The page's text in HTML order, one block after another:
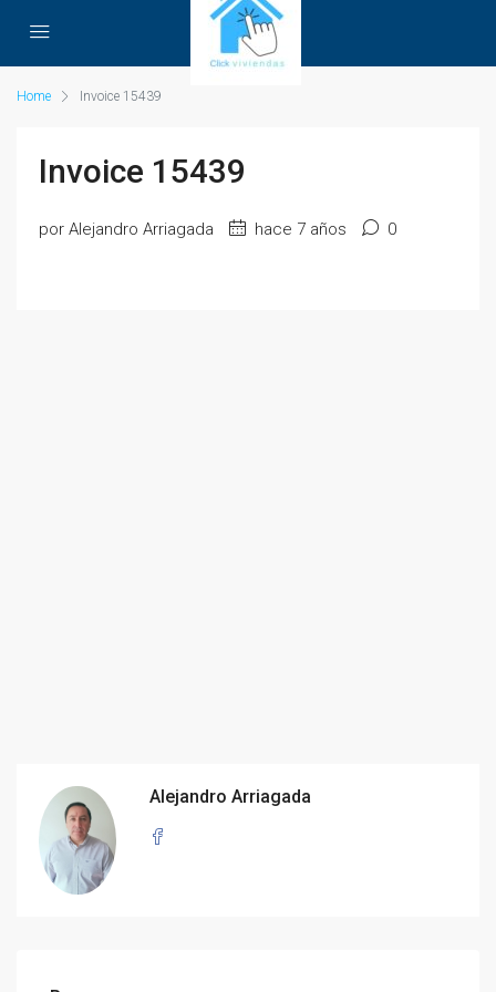
Home Invoice 15439
Invoice 15439
por Alejandro Arriagada hace 7 años 0
Alejandro Arriagada